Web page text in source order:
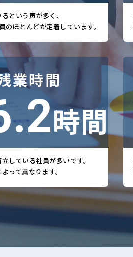
という声が多く、
ほとんどが定着しています。
業時間
時間
している社員が多いです。
って異なります。